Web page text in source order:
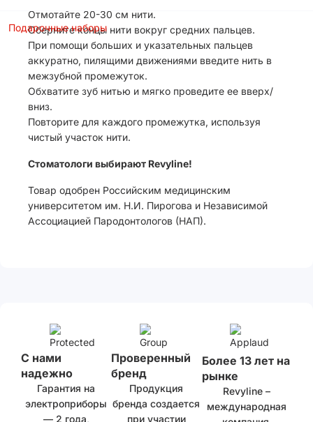
Подарочные наборы
Отмотайте 20-30 см нити.
Оберните концы нити вокруг средних пальцев.
При помощи больших и указательных пальцев
аккуратно, пилящими движениями введите нить в
межзубной промежуток.
Обхватите зуб нитью и мягко проведите ее вверх/
вниз.
Повторите для каждого промежутка, используя
чистый участок нити.
Стоматологи выбирают Revyline!
Товар одобрен Российским медицинским
университетом им. Н.И. Пирогова и Независимой
Ассоциацией Пародонтологов (НАП).
С нами
надежно
Гарантия на
электроприборы
— 2 года,
Проверенный
бренд
Продукция
бренда создается
при участии
Более 13 лет на
рынке
Revyline –
международная